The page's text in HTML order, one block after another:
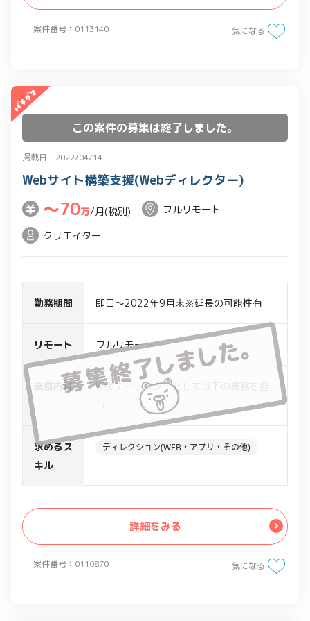
案件番号：0113140 気になる
この案件の募集は終了しました。
掲載日：2022/04/14
案件番号：0110870
Webサイト構築支援(Webディレクター)
〜70万/月(税別)
フルリモート
クリエイター
勤務期間 即日～2022年9月末※延長の可能性有
リモート フルリモート
業務内容
Webディレクターとして以下の業務を担
・WebサイトやWebアプリ開発の企画・
デザイン・システム開発・運用の各フェ
・制作ディレクションのフェーズではプ
案や交渉、設計業務と制作実務全般のデ
求めるス
キル
ディレクション(WEB・アプリ・その他)
詳細をみる
気になる